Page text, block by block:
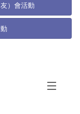
）會活動